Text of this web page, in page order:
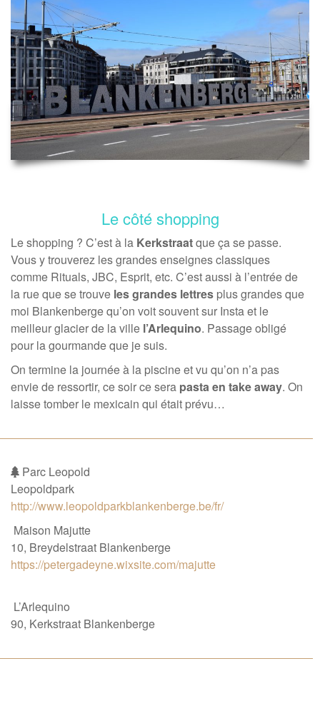
Le côté shopping
Le shopping ? C’est à la Kerkstraatque ça se passe.
Vous y trouverez les grandes enseignes classiques
comme Rituals, JBC, Esprit, etc. C’est aussi à l’entrée de
la rue que se trouve les grandes lettres plus grandes que
moi Blankenberge qu’on voit souvent sur Insta et le
meilleur glacier de la ville l’Arlequino. Passage obligé
pour la gourmande que je suis.
On termine la journée à la piscine et vu qu’on n’a pas
envie de ressortir, ce soir ce sera pasta en take away. On
laisse tomber le mexicain qui était prévu…
Parc Leopold
Leopoldpark
http://www.leopoldparkblankenberge.be/fr/
Maison Majutte
10, Breydelstraat Blankenberge
https://petergadeyne.wixsite.com/majutte
L’Arlequino
90, Kerkstraat Blankenberge